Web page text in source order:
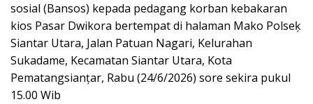
sosial (Bansos) kepada pedagang korban kebakaran
kios Pasar Dwikora bertempat di halaman Mako Polseķ
Siantar Utara, Jalan Patuan Nagari, Kelurahan
Sukadame, Kecamatan Siantar Utara, Kota
Pematangsianțar, Rabu (24/6/2026) sore sekira pukul
15.00 Wib